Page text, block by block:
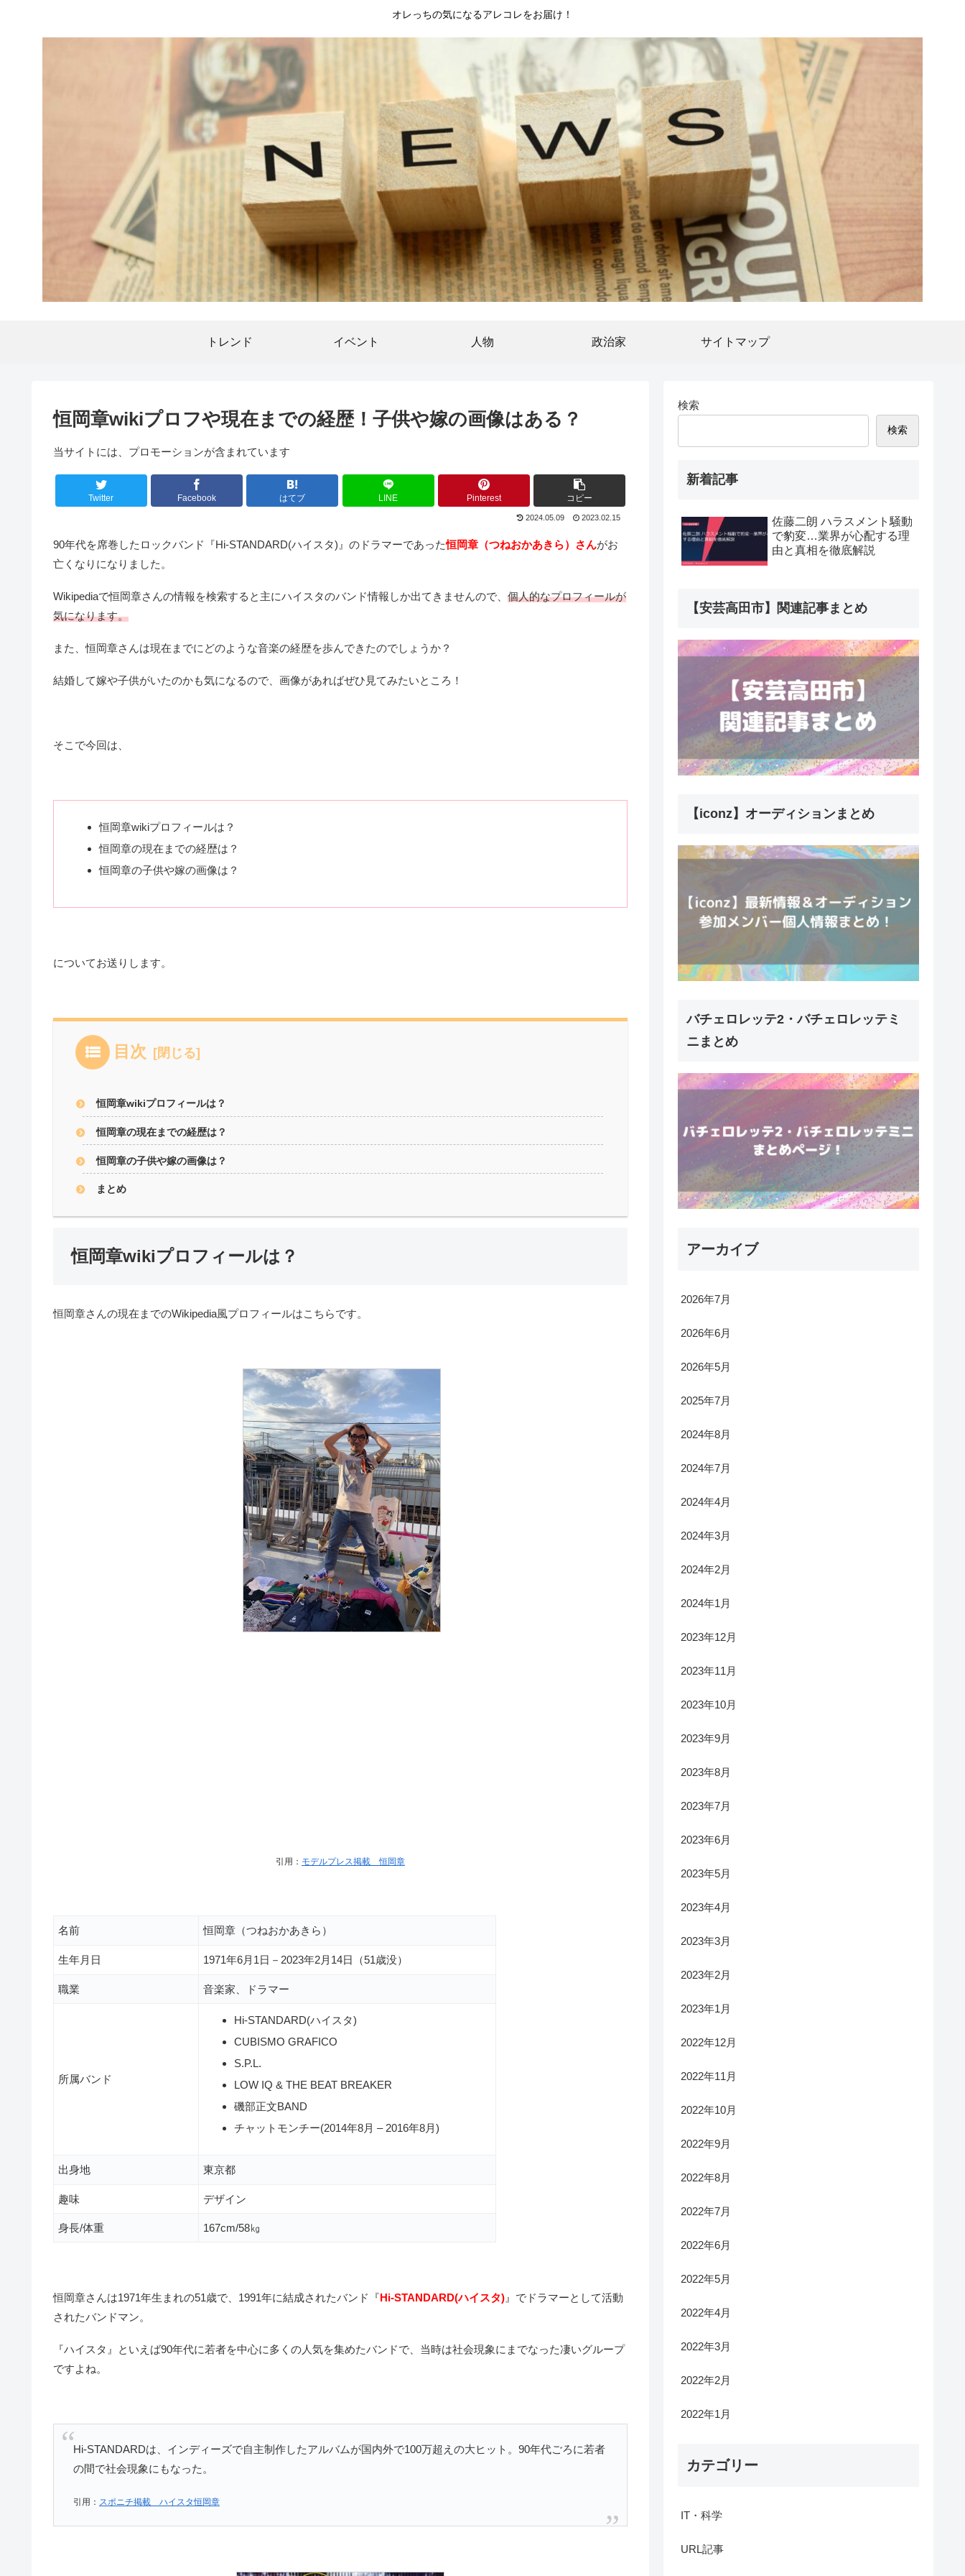
オレっちの気になるアレコレをお届け！
トレンド イベント 人物 政治家 サイトマップ
恒岡章wikiプロフや現在までの経歴！子供や嫁の画像はある？
当サイトには、プロモーションが含まれています
Twitter Facebook はてブ LINE Pinterest コピー
2024.05.09 2023.02.15
90年代を席巻したロックバンド『Hi-STANDARD(ハイスタ)』のドラマーであった恒岡章（つねおかあきら）さんがお
亡くなりになりました。
Wikipediaで恒岡章さんの情報を検索すると主にハイスタのバンド情報しか出てきませんので、 個人的なプロフィールが
気になります。
また、恒岡章さんは現在までにどのような音楽の経歴を歩んできたのでしょうか？
結婚して嫁や子供がいたのかも気になるので、画像があればぜひ見てみたいところ！
そこで今回は、
恒岡章wikiプロフィールは？
恒岡章の現在までの経歴は？
恒岡章の子供や嫁の画像は？
についてお送りします。
目次
恒岡章wikiプロフィールは？
恒岡章の現在までの経歴は？
恒岡章の子供や嫁の画像は？
まとめ
恒岡章wikiプロフィールは？
恒岡章さんの現在までのWikipedia風プロフィールはこちらです。
引用： モデルプレス掲載 恒岡章
名前 恒岡章（つねおかあきら）
生年月日 1971年6月1日－2023年2月14日（51歳没）
職業 音楽家、ドラマー
所属バンド
Hi-STANDARD(ハイスタ)
CUBISMO GRAFICO
S.P.L.
LOW IQ & THE BEAT BREAKER
磯部正文BAND
チャットモンチー(2014年8月 – 2016年8月)
出身地 東京都
趣味 デザイン
身長/体重 167cm/58㎏
恒岡章さんは1971年生まれの51歳で、1991年に結成されたバンド『Hi-STANDARD(ハイスタ) 』でドラマーとして活動
されたバンドマン。
『ハイスタ』といえば90年代に若者を中心に多くの人気を集めたバンドで、当時は社会現象にまでなった凄いグループ
ですよね。
Hi-STANDARDは、インディーズで自主制作したアルバムが国内外で100万超えの大ヒット。90年代ごろに若者
の間で社会現象にもなった。
引用： スポニチ掲載 ハイスタ恒岡章
検索
検索
新着記事
佐藤二朗 ハラスメント騒動
で豹変…業界が心配する理
由と真相を徹底解説
【安芸高田市】関連記事まとめ
【iconz】オーディションまとめ
バチェロレッテ2・バチェロレッテミ
ニまとめ
アーカイブ
2026年7月
2026年6月
2026年5月
2025年7月
2024年8月
2024年7月
2024年4月
2024年3月
2024年2月
2024年1月
2023年12月
2023年11月
2023年10月
2023年9月
2023年8月
2023年7月
2023年6月
2023年5月
2023年4月
2023年3月
2023年2月
2023年1月
2022年12月
2022年11月
2022年10月
2022年9月
2022年8月
2022年7月
2022年6月
2022年5月
2022年4月
2022年3月
2022年2月
2022年1月
カテゴリー
IT・科学
URL記事